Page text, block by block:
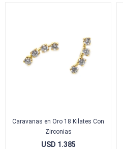
Caravanas en Oro 18 Kilates Con
Zirconias
USD 1.385